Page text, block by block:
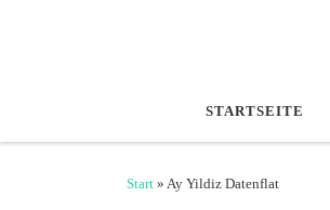
STARTSEITE
Start » Ay Yildiz Datenflat